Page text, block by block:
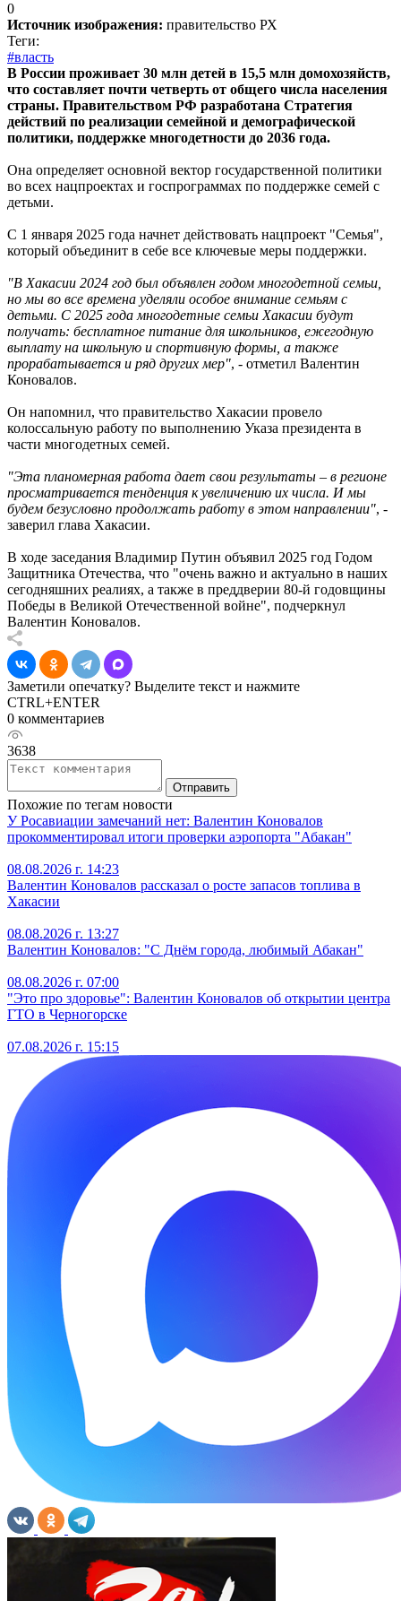
0
Источник изображения: правительство РХ
Теги:
#власть
В России проживает 30 млн детей в 15,5 млн домохозяйств,
что составляет почти четверть от общего числа населения
страны. Правительством РФ разработана Стратегия
действий по реализации семейной и демографической
политики, поддержке многодетности до 2036 года.
Она определяет основной вектор государственной политики
во всех нацпроектах и госпрограммах по поддержке семей с
детьми.
С 1 января 2025 года начнет действовать нацпроект "Семья",
который объединит в себе все ключевые меры поддержки.
"В Хакасии 2024 год был объявлен годом многодетной семьи,
но мы во все времена уделяли особое внимание семьям с
детьми. С 2025 года многодетные семьи Хакасии будут
получать: бесплатное питание для школьников, ежегодную
выплату на школьную и спортивную формы, а также
прорабатывается и ряд других мер", - отметил Валентин
Коновалов.
Он напомнил, что правительство Хакасии провело
колоссальную работу по выполнению Указа президента в
части многодетных семей.
"Эта планомерная работа дает свои результаты – в регионе
просматривается тенденция к увеличению их числа. И мы
будем безусловно продолжать работу в этом направлении", -
заверил глава Хакасии.
В ходе заседания Владимир Путин объявил 2025 год Годом
Защитника Отечества, что "очень важно и актуально в наших
сегодняшних реалиях, а также в преддверии 80-й годовщины
Победы в Великой Отечественной войне", подчеркнул
Валентин Коновалов.
Заметили опечатку? Выделите текст и нажмите
CTRL+ENTER
0 комментариев
3638
Отправить
Похожие по тегам новости
У Росавиации замечаний нет: Валентин Коновалов
прокомментировал итоги проверки аэропорта "Абакан"
08.08.2026 г. 14:23
Валентин Коновалов рассказал о росте запасов топлива в
Хакасии
08.08.2026 г. 13:27
Валентин Коновалов: "С Днём города, любимый Абакан"
08.08.2026 г. 07:00
"Это про здоровье": Валентин Коновалов об открытии центра
ГТО в Черногорске
07.08.2026 г. 15:15